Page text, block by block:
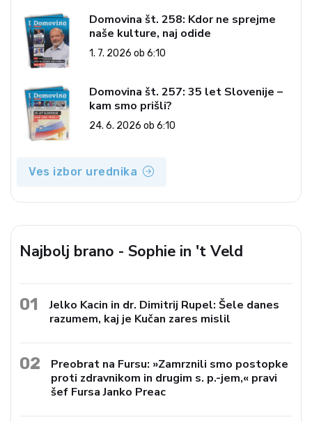
Domovina št. 258: Kdor ne sprejme
naše kulture, naj odide
1. 7. 2026 ob 6:10
Domovina št. 257: 35 let Slovenije –
kam smo prišli?
24. 6. 2026 ob 6:10
Ves izbor urednika
Najbolj brano - Sophie in 't Veld
01
Jelko Kacin in dr. Dimitrij Rupel: Šele danes
razumem, kaj je Kučan zares mislil
02
Preobrat na Fursu: »Zamrznili smo postopke
proti zdravnikom in drugim s. p.-jem,« pravi
šef Fursa Janko Preac